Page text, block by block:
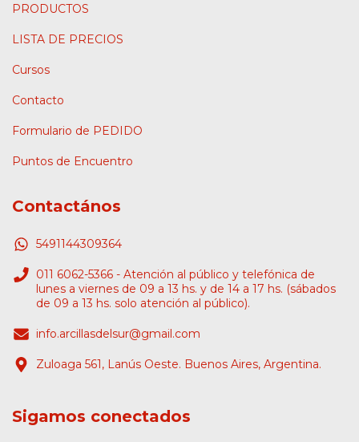
PRODUCTOS
LISTA DE PRECIOS
Cursos
Contacto
Formulario de PEDIDO
Puntos de Encuentro
Contactános
5491144309364
011 6062-5366 - Atención al público y telefónica de
lunes a viernes de 09 a 13 hs. y de 14 a 17 hs. (sábados
de 09 a 13 hs. solo atención al público).
info.arcillasdelsur@gmail.com
Zuloaga 561, Lanús Oeste. Buenos Aires, Argentina.
Sigamos conectados